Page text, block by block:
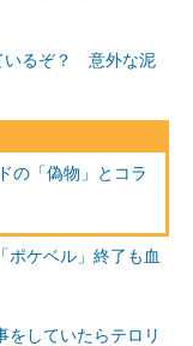
いるぞ？ 意外な泥
の「偽物」とコラ
ケベル」終了も血
をしていたらテロリ